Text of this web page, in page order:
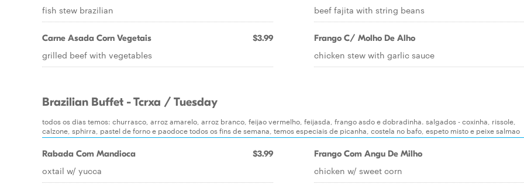
fish stew brazilian
Carne Asada Corn Vegetais $3.99
grilled beef with vegetables
beef fajita with string beans
Frango C/ Molho De Alho
chicken stew with garlic sauce
Brazilian Buffet - Tcrxa / Tuesday
todos os dias temos: churrasco, arroz amarelo, arroz branco, feijao vermelho, feijasda, frango asdo e dobradinha. salgados - coxinha, rissole,
calzone, sphirra, pastel de forno e paodoce todos os fins de semana, temos especiais de picanha, costela no bafo, espeto misto e peixe salmao
Rabada Com Mandioca $3.99
oxtail w/ yucca
Frango Com Angu De Milho
chicken w/ sweet corn